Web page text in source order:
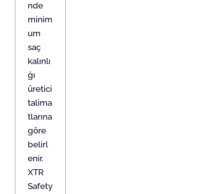
nde
minim
um
saç
kalınlı
ğı
üretici
talima
tlarına
göre
belirl
enir.
XTR
Safety